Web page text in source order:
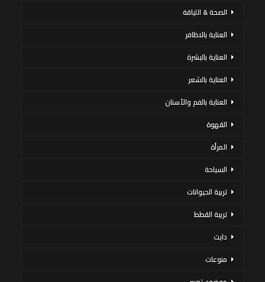
الصحة & اللياقة
العناية بالاظافر
العناية بالبشرة
العناية بالشعر
العناية بالفم والأسنان
القهوة
المرأة
السياحة
تربية الحيوانات
تربية القطط
دايت
منوعات